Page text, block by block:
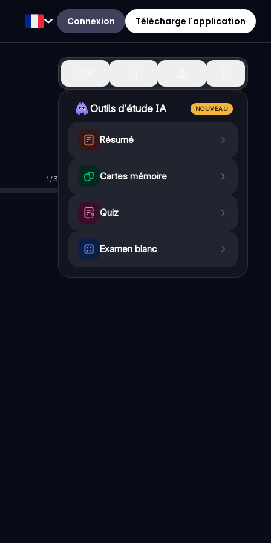
Connexion Télécharge l'application
1/3
Vocatif, Acc, Génitif, Datif, Ablatif Rosa, Rosa, Rosam,
Outils d'étude IA NOUVEAU
Résumé
Cartes mémoire
Quiz
Examen blanc